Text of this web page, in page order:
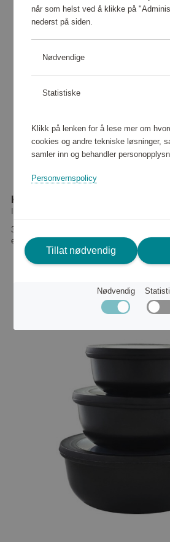
Kastehelmi skål 1,4 l
32 240 poeng
eller
403 kr
når som helst ved å klikke på
nederst på siden.
Nødvendige
Statistiske
Klikk på lenken for å lese mer om
cookies og andre tekniske løsninger,
samler inn og behandler
Personvernspolicy
Tillat nødvendig
Nødvendig